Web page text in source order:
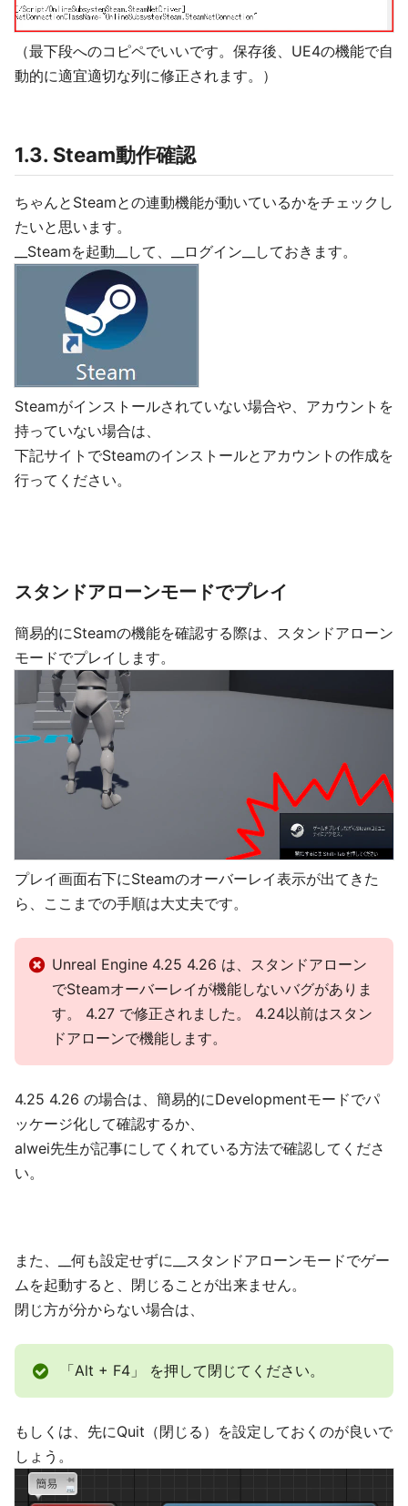
（最下段へのコピペでいいです。保存後、UE4の機能で自
動的に適宜適切な列に修正されます。）
1.3. Steam動作確認
ちゃんとSteamとの連動機能が動いているかをチェックし
たいと思います。
__Steamを起動__して、__ログイン__しておきます。
Steamがインストールされていない場合や、アカウントを
持っていない場合は、
下記サイトでSteamのインストールとアカウントの作成を
行ってください。
スタンドアローンモードでプレイ
簡易的にSteamの機能を確認する際は、スタンドアローン
モードでプレイします。
プレイ画面右下にSteamのオーバーレイ表示が出てきた
ら、ここまでの手順は大丈夫です。
Unreal Engine 4.25 4.26 は、スタンドアローン
でSteamオーバーレイが機能しないバグがありま
す。 4.27 で修正されました。 4.24以前はスタン
ドアローンで機能します。
4.25 4.26 の場合は、簡易的にDevelopmentモードでパ
ッケージ化して確認するか、
alwei先生が記事にしてくれている方法で確認してくださ
い。
また、__何も設定せずに__スタンドアローンモードでゲー
ムを起動すると、閉じることが出来ません。
閉じ方が分からない場合は、
「Alt + F4」 を押して閉じてください。
もしくは、先にQuit（閉じる）を設定しておくのが良いで
しょう。